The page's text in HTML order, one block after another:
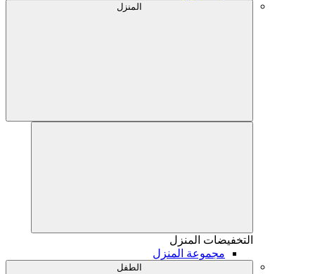
المنزل
التخفيضات المنزل
مجموعة المنزل
الطفل